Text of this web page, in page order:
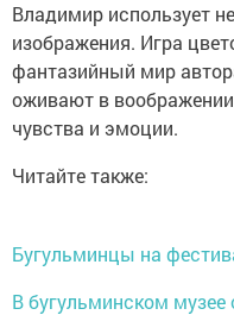
Владимир использует
изображения. Игра
фантазийный мир
оживают в
чувства и эмоции.
Читайте также:
Бугульминцы на
В бугульминском